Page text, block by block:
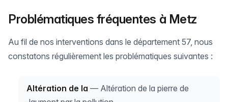
Problématiques fréquentes à Metz
Au fil de nos interventions dans le département 57, nous
constatons régulièrement les problématiques suivantes :
Altération de la — Altération de la pierre de